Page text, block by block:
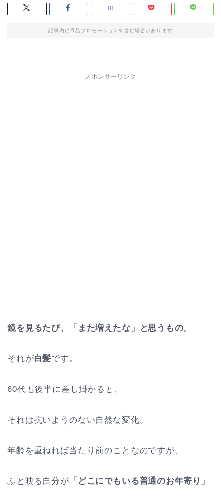
記事内に商品プロモーションを含む場合があります
スポンサーリンク
鏡を見るたび、「また増えたな」と思うもの。
それが白髪です。
60代も後半に差し掛かると、
それは抗いようのない自然な変化。
年齢を重ねれば当たり前のことなのですが、
ふと映る自分が 「どこにでもいる普通のお年寄り」